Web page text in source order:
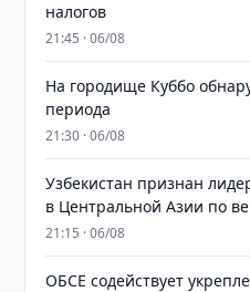
налогов
21:45 · 06/08
На городище Куббо
периода
21:30 · 06/08
Узбекистан признан
в Центральной Азии по
21:15 · 06/08
ОБСЕ содействует